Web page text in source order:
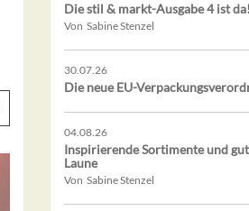
Die stil & markt-Ausgabe 4 ist da!
Von Sabine Stenzel
30.07.26
Die neue EU-
04.08.26
Inspirierende Sortimente und
Laune
Von Sabine Stenzel